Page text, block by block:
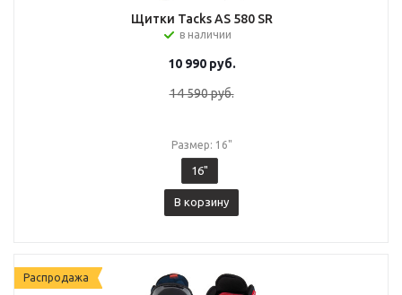
Щитки Tacks AS 580 SR
в наличии
10 990руб.
14 590руб.
Размер: 16"
16"
В корзину
Распродажа